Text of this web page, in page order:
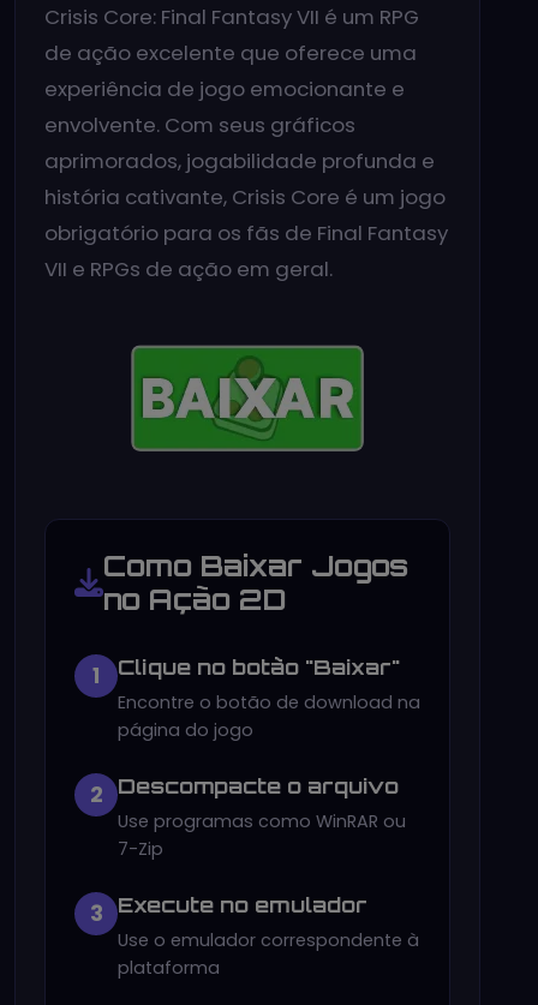
Crisis Core: Final Fantasy VII é um RPG
de ação excelente que oferece uma
experiência de jogo emocionante e
envolvente. Com seus gráficos
aprimorados, jogabilidade profunda e
história cativante, Crisis Core é um jogo
obrigatório para os fãs de Final Fantasy
VII e RPGs de ação em geral.
Como Baixar Jogos
no Ação 2D
1 Clique no botão "Baixar"
Encontre o botão de download na
página do jogo
2 Descompacte o arquivo
Use programas como WinRAR ou
7-Zip
3 Execute no emulador
Use o emulador correspondente à
plataforma